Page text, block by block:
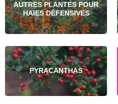
AUTRES PLANTES POUR
HAIES DÉFENSIVES
PYRACANTHAS